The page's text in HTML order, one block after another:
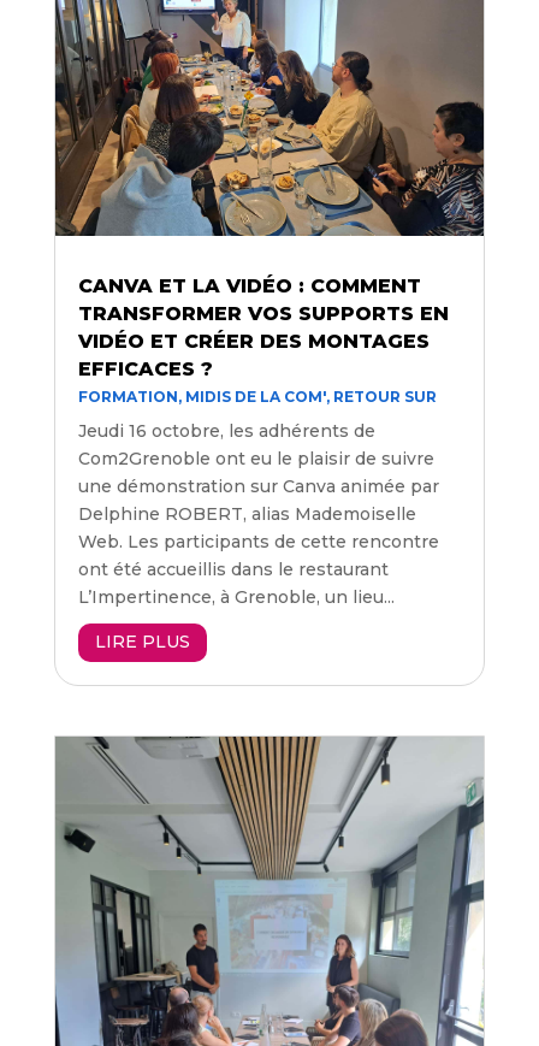
CANVA ET LA VIDÉO : COMMENT
TRANSFORMER VOS SUPPORTS EN
VIDÉO ET CRÉER DES MONTAGES
EFFICACES ?
FORMATION, MIDIS DE LA COM', RETOUR SUR
Jeudi 16 octobre, les adhérents de
Com2Grenoble ont eu le plaisir de suivre
une démonstration sur Canva animée par
Delphine ROBERT, alias Mademoiselle
Web. Les participants de cette rencontre
ont été accueillis dans le restaurant
L’Impertinence, à Grenoble, un lieu...
LIRE PLUS